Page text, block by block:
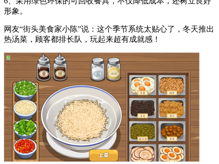
形象。
网友“街头美食家小陈”说：这个季节系统太贴心了，冬天推出
热汤菜，顾客都排长队，玩起来超有成就感！